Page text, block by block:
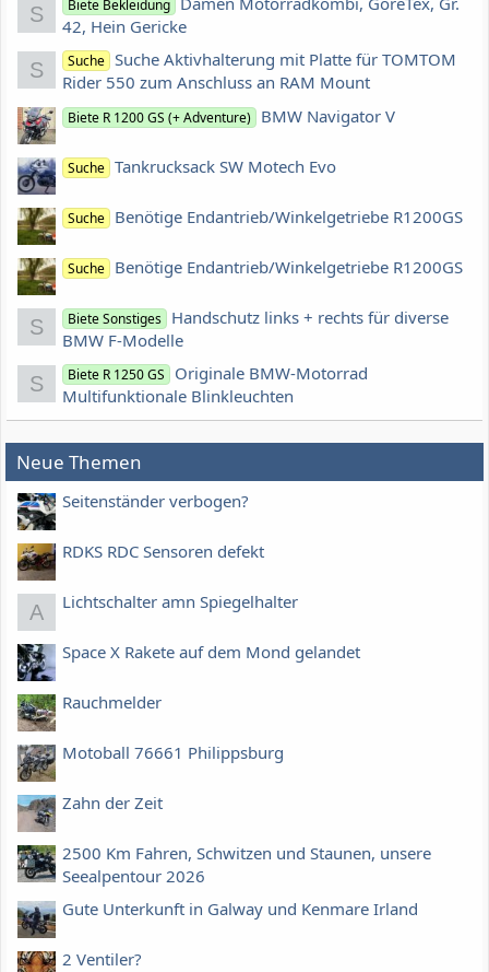
S Biete Bekleidung
42, Hein Gericke
S Suche Suche Aktivhalterung mit Platte für TOMTOM
Rider 550 zum Anschluss an RAM Mount
Biete R 1200 GS (+ Adventure) BMW Navigator V
Suche Tankrucksack SW Motech Evo
Suche Benötige Endantrieb/Winkelgetriebe R1200GS
Suche Benötige Endantrieb/Winkelgetriebe R1200GS
S Biete Sonstiges Handschutz links + rechts für diverse
BMW F-Modelle
S Biete R 1250 GS
Originale BMW-Motorrad
Multifunktionale Blinkleuchten
Neue Themen
Seitenständer verbogen?
RDKS RDC Sensoren defekt
A Lichtschalter amn Spiegelhalter
Space X Rakete auf dem Mond gelandet
Rauchmelder
Motoball 76661 Philippsburg
Zahn der Zeit
2500 Km Fahren, Schwitzen und Staunen, unsere
Seealpentour 2026
Gute Unterkunft in Galway und Kenmare Irland
2 Ventiler?